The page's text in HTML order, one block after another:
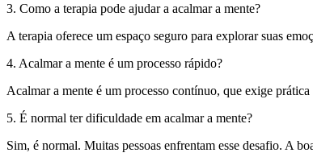
3. Como a terapia pode ajudar a acalmar a mente?
A terapia oferece um espaço seguro para explorar suas
4. Acalmar a mente é um processo rápido?
Acalmar a mente é um processo contínuo, que exige
5. É normal ter dificuldade em acalmar a mente?
Sim, é normal. Muitas pessoas enfrentam esse desafio. A